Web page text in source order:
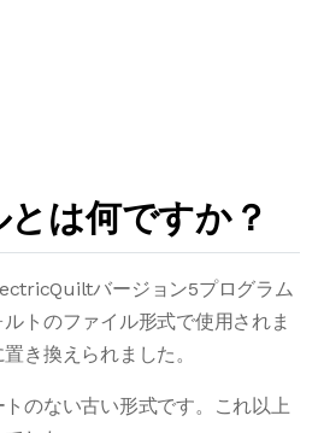
は何ですか？
バージョン5プログラム
トのファイル形式で使用されま
き換えられました。
のない古い形式です。これ以上